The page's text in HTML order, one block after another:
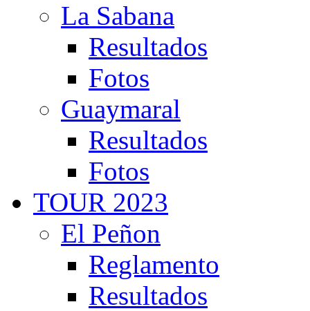
La Sabana
Resultados
Fotos
Guaymaral
Resultados
Fotos
TOUR 2023
El Peñon
Reglamento
Resultados